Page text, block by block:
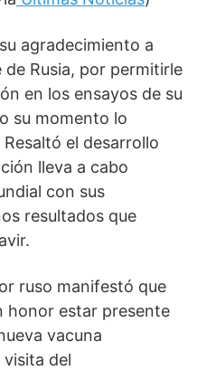
agradecimiento a
Rusia, por permitirle
en los ensayos de su
su momento lo
el desarrollo
lleva a cabo
con sus
resultados que
ruso manifestó que
honor estar presente
vacuna
del